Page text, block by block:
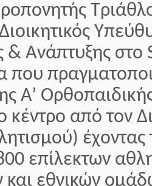
& Ανάπτυξης
Α’
κέντρο από τον
έχοντας
επίλεκτων
και εθνικών